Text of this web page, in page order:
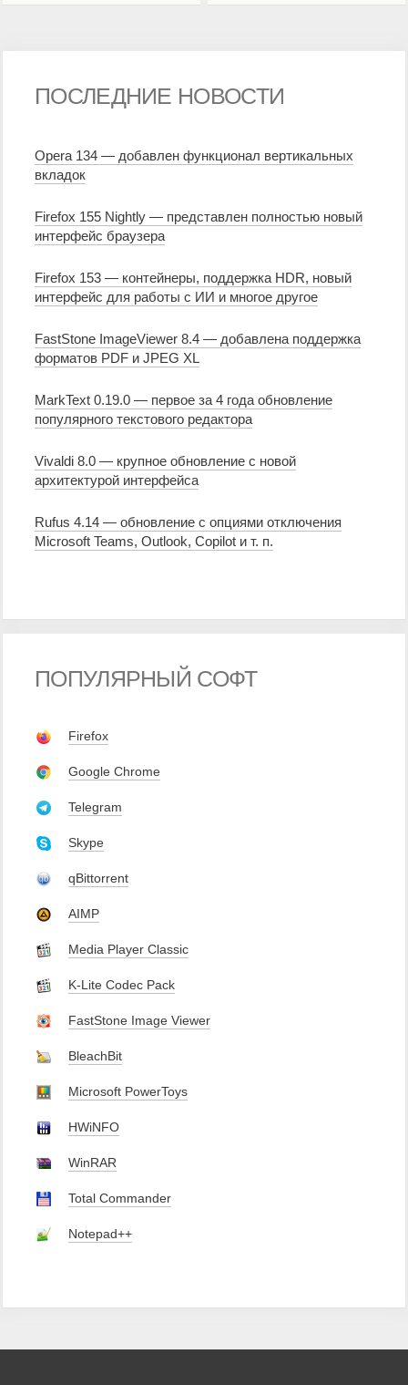
ПОСЛЕДНИЕ НОВОСТИ
Opera 134 — добавлен функционал вертикальных
вкладок
Firefox 155 Nightly — представлен полностью новый
интерфейс браузера
Firefox 153 — контейнеры, поддержка HDR, новый
интерфейс для работы с ИИ и многое другое
FastStone ImageViewer 8.4 — добавлена поддержка
форматов PDF и JPEG XL
MarkText 0.19.0 — первое за 4 года обновление
популярного текстового редактора
Vivaldi 8.0 — крупное обновление с новой
архитектурой интерфейса
Rufus 4.14 — обновление с опциями отключения
Microsoft Teams, Outlook, Copilot и т. п.
ПОПУЛЯРНЫЙ СОФТ
Firefox
Google Chrome
Telegram
Skype
qBittorrent
AIMP
Media Player Classic
K-Lite Codec Pack
FastStone Image Viewer
BleachBit
Microsoft PowerToys
HWiNFO
WinRAR
Total Commander
Notepad++